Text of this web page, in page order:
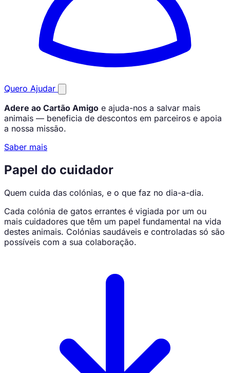
Quero Ajudar
Adere ao Cartão Amigo e ajuda-nos a salvar mais
animais — beneficia de descontos em parceiros e apoia
a nossa missão.
Saber mais
Papel do cuidador
Quem cuida das colónias, e o que faz no dia-a-dia.
Cada colónia de gatos errantes é vigiada por um ou
mais cuidadores que têm um papel fundamental na vida
destes animais. Colónias saudáveis e controladas só são
possíveis com a sua colaboração.